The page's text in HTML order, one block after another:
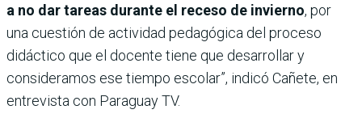
a no dar tareas durante el receso de invierno, por
una cuestión de actividad pedagógica del proceso
didáctico que el docente tiene que desarrollar y
consideramos ese tiempo escolar”, indicó Cañete, en
entrevista con Paraguay TV.